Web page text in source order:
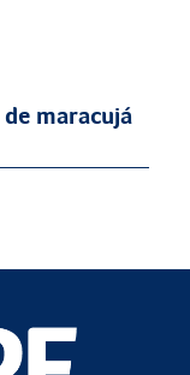
maracujá